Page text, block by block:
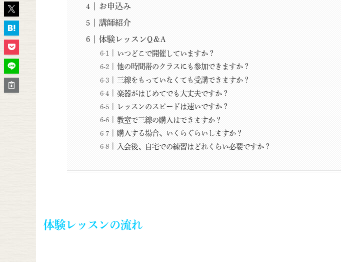
お申込み
講師紹介
体験レッスンQ＆A
いつどこで開催していますか？
他の時間帯のクラスにも参加できますか？
三線をもっていなくても受講できますか？
楽器がはじめてでも大丈夫ですか？
レッスンのスピードは速いですか？
教室で三線の購入はできますか？
購入する場合、いくらぐらいしますか？
入会後、自宅での練習はどれくらい必要ですか？
体験レッスンの流れ